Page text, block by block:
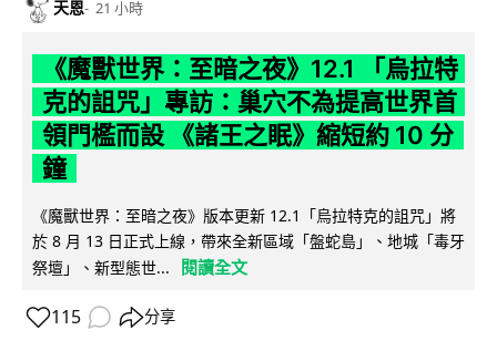
天恩 21 小時
《魔獸世界：至暗之夜》12.1 「烏拉特
克的詛咒」專訪：巢穴不為提高世界首
領門檻而設 《諸王之眠》縮短約 10 分
鐘
《魔獸世界：至暗之夜》版本更新 12.1「烏拉特克的詛咒」將
於 8 月 13 日正式上線，帶來全新區域「盤蛇島」、地城「毒牙
祭壇」、新型態世...
閱讀全文
115 分享